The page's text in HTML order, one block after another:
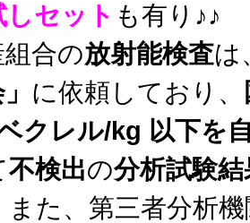
しセット も有り♪♪
合の放射能検査は
に依頼しており、
クレル/kg 以下を
不検出の分析試験結
また、第三者分析